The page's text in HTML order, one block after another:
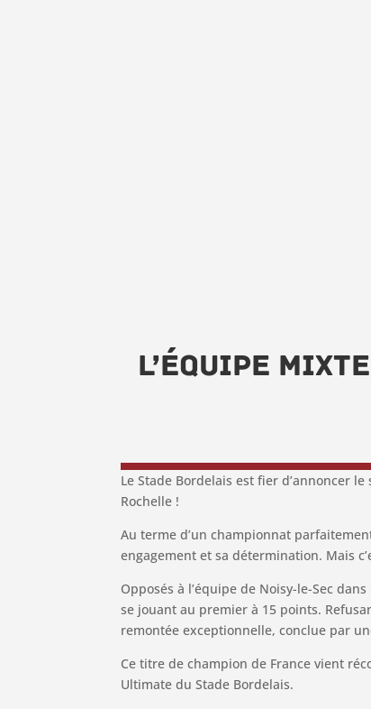
L’équipe
Le Stade Bordelais est fier d’annoncer
Rochelle !
Au terme d’un championnat
engagement et sa détermination. Mais
Opposés à l’équipe de Noisy-le-Sec
se jouant au premier à 15 points.
remontée exceptionnelle, conclue par
Ce titre de champion de France vient
Ultimate du Stade Bordelais.